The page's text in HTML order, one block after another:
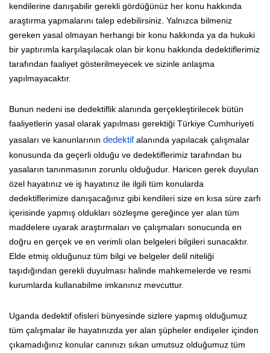
kendilerine danışabilir gerekli gördüğünüz her konu hakkında
araştırma yapmalarını talep edebilirsiniz. Yalnızca bilmeniz
gereken yasal olmayan herhangi bir konu hakkında ya da hukuki
bir yaptırımla karşılaşılacak olan bir konu hakkında dedektiflerimiz
tarafından faaliyet gösterilmeyecek ve sizinle anlaşma
yapılmayacaktır.
Bunun nedeni ise dedektiflik alanında gerçekleştirilecek bütün
faaliyetlerin yasal olarak yapılması gerektiği Türkiye Cumhuriyeti
yasaları ve kanunlarının dedektifalanında yapılacak çalışmalar
konusunda da geçerli olduğu ve dedektiflerimiz tarafından bu
yasaların tanınmasının zorunlu olduğudur. Haricen gerek duyulan
özel hayatınız ve iş hayatınız ile ilgili tüm konularda
dedektiflerimize danışacağınız gibi kendileri size en kısa süre zarfı
içerisinde yapmış oldukları sözleşme gereğince yer alan tüm
maddelere uyarak araştırmaları ve çalışmaları sonucunda en
doğru en gerçek ve en verimli olan belgeleri bilgileri sunacaktır.
Elde etmiş olduğunuz tüm bilgi ve belgeler delil niteliği
taşıdığından gerekli duyulması halinde mahkemelerde ve resmi
kurumlarda kullanabilme imkanınız mevcuttur.
Uganda dedektif ofisleri bünyesinde sizlere yapmış olduğumuz
tüm çalışmalar ile hayatınızda yer alan şüpheler endişeler içinden
çıkamadığınız konular canınızı sıkan umutsuz olduğumuz tüm